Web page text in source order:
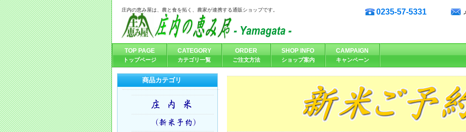
庄内の恵み屋は、農と食を拓く、農家が連携する通販ショップです。 0235-57-5331
TOP PAGE
トップページ
CATEGORY
カテゴリ一覧
ORDER
ご注文方法
SHOP INFO
ショップ案内
CAMPAIGN
キャンペーン
商品カテゴリ